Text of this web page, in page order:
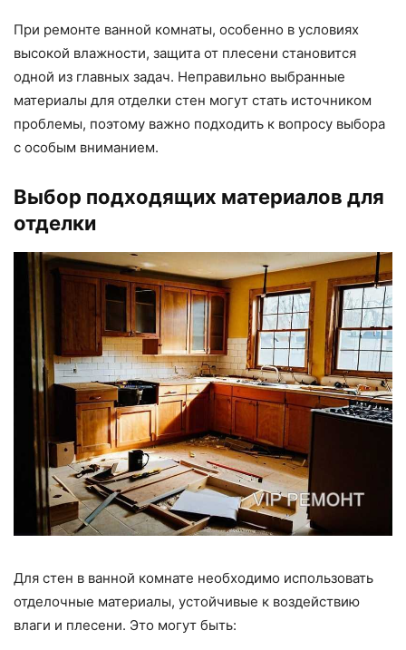
При ремонте ванной комнаты, особенно в условиях
высокой влажности, защита от плесени становится
одной из главных задач. Неправильно выбранные
материалы для отделки стен могут стать источником
проблемы, поэтому важно подходить к вопросу выбора
с особым вниманием.
Выбор подходящих материалов для
отделки
Для стен в ванной комнате необходимо использовать
отделочные материалы, устойчивые к воздействию
влаги и плесени. Это могут быть: